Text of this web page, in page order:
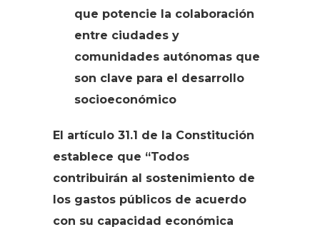
que potencie la colaboración
entre ciudades y
comunidades autónomas que
son clave para el desarrollo
socioeconómico
El artículo 31.1 de la Constitución
establece que “Todos
contribuirán al sostenimiento de
los gastos públicos de acuerdo
con su capacidad económica